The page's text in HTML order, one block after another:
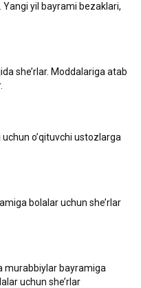
Yangi yil bayrami bezaklari,
she’rlar. Moddalariga atab
o’qituvchi ustozlarga
bolalar uchun she’rlar
murabbiylar bayramiga
uchun she’rlar